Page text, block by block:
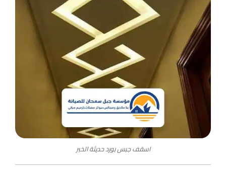
اسقف جبس بورد حديثة الخبر